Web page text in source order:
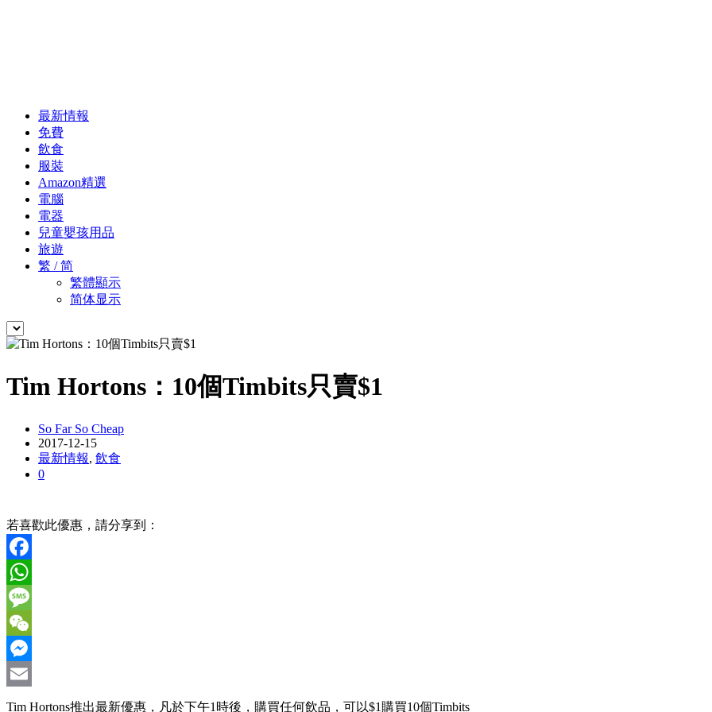
最新情報
免費
飲食
服裝
Amazon精選
電腦
電器
兒童嬰孩用品
旅遊
繁 / 简
繁體顯示
简体显示
Tim Hortons：10個Timbits只賣$1
So Far So Cheap
2017-12-15
最新情報, 飲食
0
若喜歡此優惠，請分享到：
Facebook
WhatsApp
Message
WeChat
Messenger
Tim Hortons推出最新優惠，凡於下午1時後，購買任何飲品，可以$1購買10個Timbits